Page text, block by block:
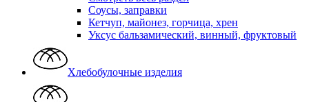
Соусы, заправки
Кетчуп, майонез, горчица, хрен
Уксус бальзамический, винный, фруктовый
Хлебобулочные изделия